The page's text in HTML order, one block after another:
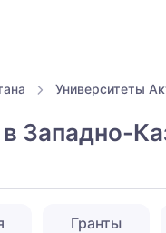
Университеты
Западно-
Гранты